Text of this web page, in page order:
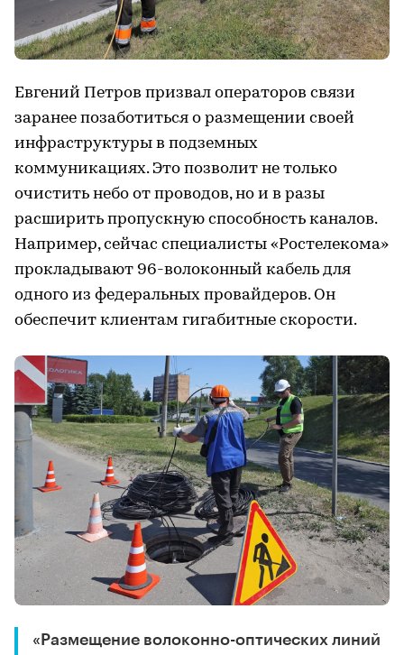
Евгений Петров призвал операторов связи
заранее позаботиться о размещении своей
инфраструктуры в подземных
коммуникациях. Это позволит не только
очистить небо от проводов, но и в разы
расширить пропускную способность каналов.
Например, сейчас специалисты «Ростелекома»
прокладывают 96-волоконный кабель для
одного из федеральных провайдеров. Он
обеспечит клиентам гигабитные скорости.
«Размещение волоконно-оптических линий